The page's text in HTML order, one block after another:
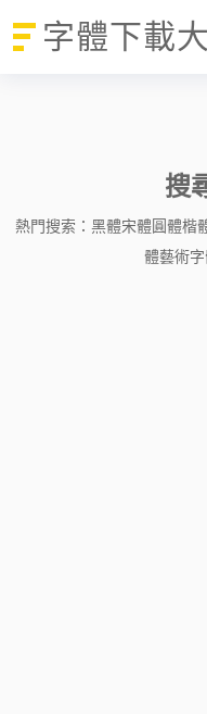
字體下載
搜
熱門搜索： 黑體宋體圓體楷
體藝術